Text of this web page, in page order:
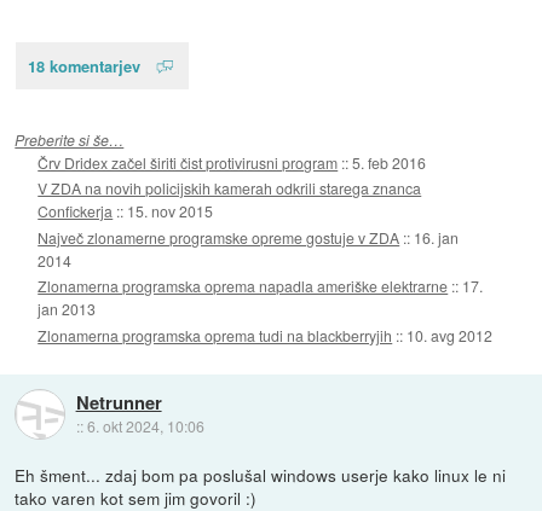
18 komentarjev
Preberite si še…
Črv Dridex začel širiti čist protivirusni program ::5. feb 2016
V ZDA na novih policijskih kamerah odkrili starega znanca
Confickerja :: 15. nov 2015
Največ zlonamerne programske opreme gostuje v ZDA :: 16. jan
2014
Zlonamerna programska oprema napadla ameriške elektrarne :: 17.
jan 2013
Zlonamerna programska oprema tudi na blackberryjih :: 10. avg 2012
Netrunner
::6. okt 2024, 10:06
Eh šment... zdaj bom pa poslušal windows userje kako linux le ni
tako varen kot sem jim govoril :)